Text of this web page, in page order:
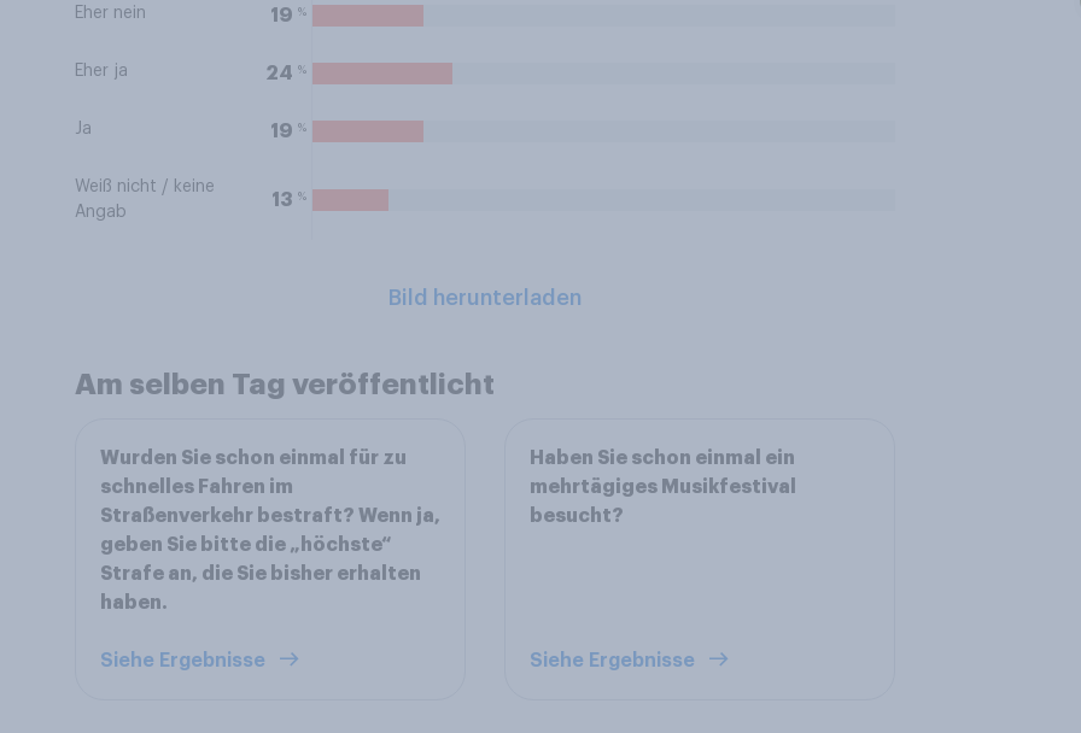
Eher nein 19 %
Eher ja 24 %
Ja 19 %
Weiß nicht / keine
Angab
13 %
Bild herunterladen
Am selben Tag veröffentlicht
Wurden Sie schon einmal für zu
schnelles Fahren im
Straßenverkehr bestraft? Wenn ja,
geben Sie bitte die „höchste“
Strafe an, die Sie bisher erhalten
haben.
Siehe Ergebnisse
Haben Sie schon einmal ein
mehrtägiges Musikfestival
besucht?
Siehe Ergebnisse